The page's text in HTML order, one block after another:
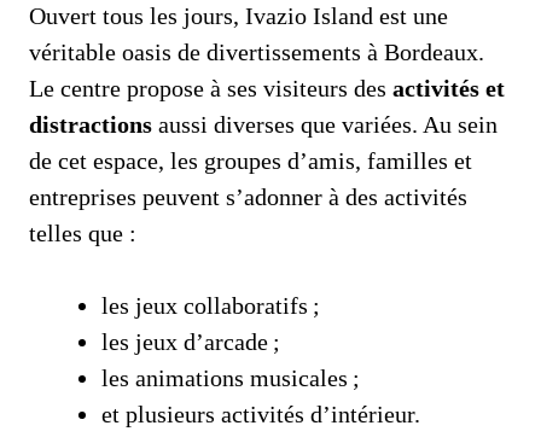
Ouvert tous les jours, Ivazio Island est une
véritable oasis de divertissements à Bordeaux.
Le centre propose à ses visiteurs des activités et
distractions aussi diverses que variées. Au sein
de cet espace, les groupes d’amis, familles et
entreprises peuvent s’adonner à des activités
telles que :
les jeux collaboratifs ;
les jeux d’arcade ;
les animations musicales ;
et plusieurs activités d’intérieur.